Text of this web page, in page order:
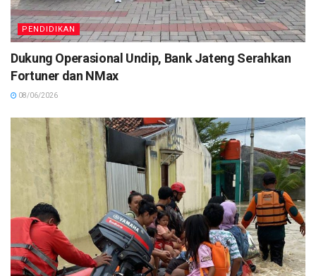
PENDIDIKAN
Dukung Operasional Undip, Bank Jateng Serahkan
Fortuner dan NMax
08/06/2026